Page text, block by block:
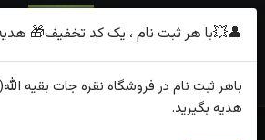
👤💥با هر ثبت نام ، یک کد تخفیف🎁
باهر ثبت نام در فروشگاه نقره جات بقیه
هدیه بگیرید.